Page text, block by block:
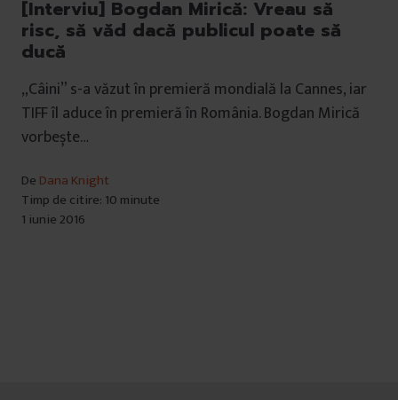
[Interviu] Bogdan Mirică: Vreau să
risc, să văd dacă publicul poate să
ducă
„Câini” s-a văzut în premieră mondială la Cannes, iar
TIFF îl aduce în premieră în România. Bogdan Mirică
vorbește…
De Dana Knight
Timp de citire: 10 minute
1 iunie 2016